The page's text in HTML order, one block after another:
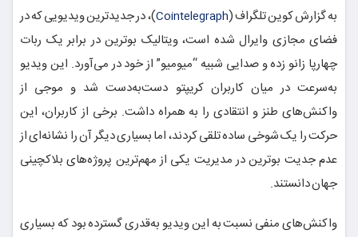
به گزارش کوین تلگراف (Cointelegraph)، در جدیدترین ویدیویی که در
فضای مجازی وایرال شده است، ویتالیک بوترین در برابر یک ربات
چهارپا زانو زده و صدایی شبیه “میومیو” از خود در می‌آورد. این ویدیو
به‌سرعت در میان کاربران کریپتو دست‌به‌دست شد و موجی از
واکنش‌های طنز و انتقادی را به همراه داشت. برخی از کاربران، این
حرکت را یک شوخی ساده تلقی کردند، اما بسیاری دیگر آن را نشانه‌ای از
عدم جدیت بوترین در مدیریت یکی از مهم‌ترین پروژه‌های بلاکچینی
جهان دانستند.
واکنش‌های منفی نسبت به این ویدیو به‌قدری گسترده بود که بسیاری